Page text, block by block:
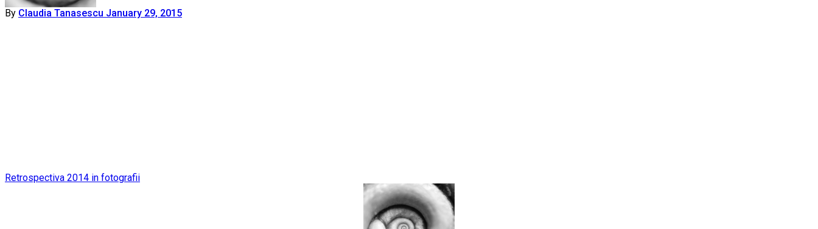
By Claudia Tanasescu January 29, 2015
Post
Retrospectiva 2014 in fotografii